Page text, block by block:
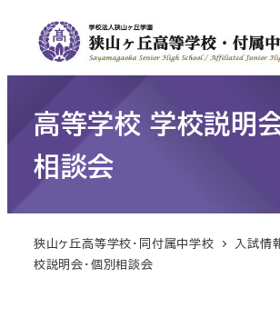
高等学校 学校説明会
相談会
狭山ヶ丘高等学校・同付属中学校 入試情
校説明会・個別相談会